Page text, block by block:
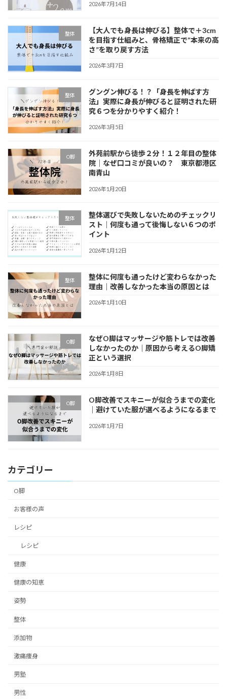
2026年7月14日
整体
【大人でも身長は伸びる】整体で＋3cm
を目指す仕組みと、骨格矯正で“本来の高
さ”を取り戻す方法
2026年3月7日
整体
グングン伸びる！？「身長を伸ばす方
法」実際に身長が伸びると証明された研
究６つを分かりやすく紹介！
2026年3月5日
O脚
外苑前駅から徒歩２分！１２年目の整体
院｜なぜ口コミが良いの？ 東京都港区
南青山
2026年1月20日
整体
整体選びで失敗しないためのチェックリ
スト｜何度も通って後悔しない６つのポ
イント
2026年1月12日
整体
整体に何度も通ったけど変わらなかった
理由｜改善しなかった本当の原因とは
2026年1月10日
O脚
なぜO脚はマッサージや筋トレでは改善
しなかったのか｜原因から考えるO脚矯
正という選択
2026年1月8日
O脚
O脚改善でスキニーが似合うまでの変化
｜避けていた服が選べるようになるまで
2026年1月7日
カテゴリー
O脚
お客様の声
レシピ
レシピ
健康
健康の知恵
姿勢
整体
添加物
激痛痩身
男塾
男性